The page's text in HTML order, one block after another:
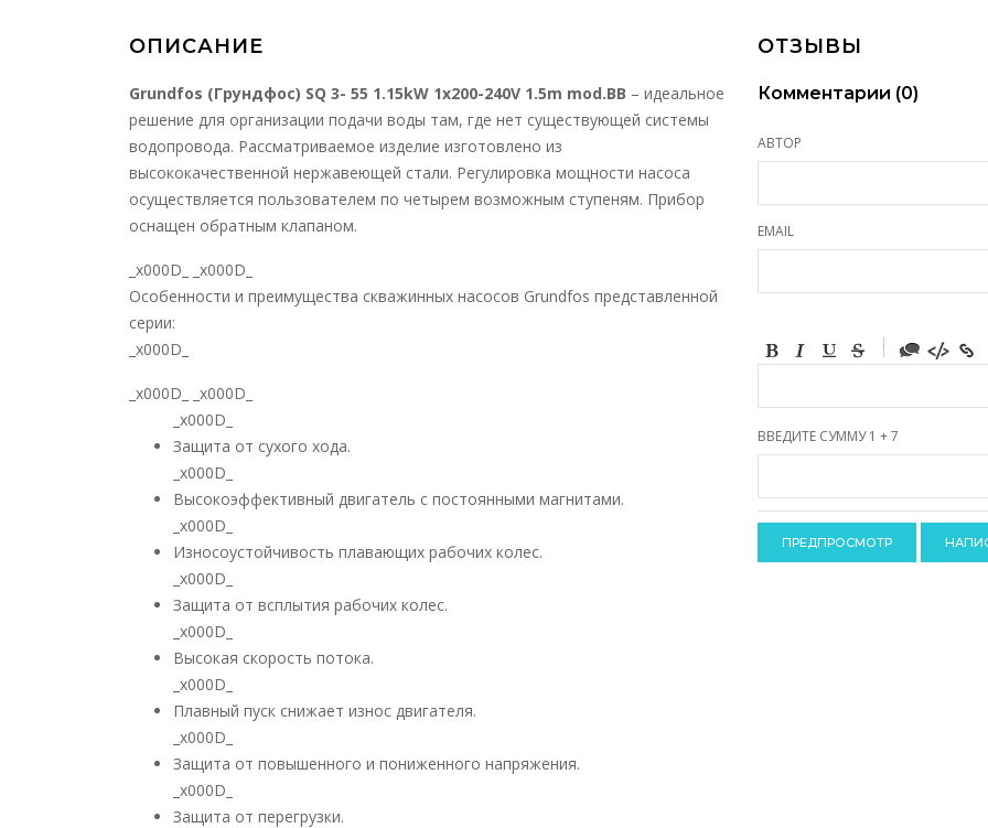
ОПИСАНИЕ
Grundfos (Грундфос) SQ 3- 55 1.15kW 1x200-240V 1.5m mod.BB – идеальное
решение для организации подачи воды там, где нет существующей системы
водопровода. Рассматриваемое изделие изготовлено из
высококачественной нержавеющей стали. Регулировка мощности насоса
осуществляется пользователем по четырем возможным ступеням. Прибор
оснащен обратным клапаном.
_x000D_ _x000D_
Особенности и преимущества скважинных насосов Grundfos представленной
серии:
_x000D_
_x000D_ _x000D_
_x000D_
Защита от сухого хода.
_x000D_
Высокоэффективный двигатель с постоянными магнитами.
_x000D_
Износоустойчивость плавающих рабочих колес.
_x000D_
Защита от всплытия рабочих колес.
_x000D_
Высокая скорость потока.
_x000D_
Плавный пуск снижает износ двигателя.
_x000D_
Защита от повышенного и пониженного напряжения.
_x000D_
Защита от перегрузки.
ОТЗЫВЫ
Комментарии (0)
АВТОР
EMAIL
-
-
-
-
-
-
ВВЕДИТЕ СУММУ 1 + 7